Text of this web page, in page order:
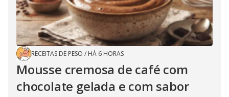
RECEITAS DE PESO / HÁ 6 HORAS
Mousse cremosa de café com
chocolate gelada e com sabor